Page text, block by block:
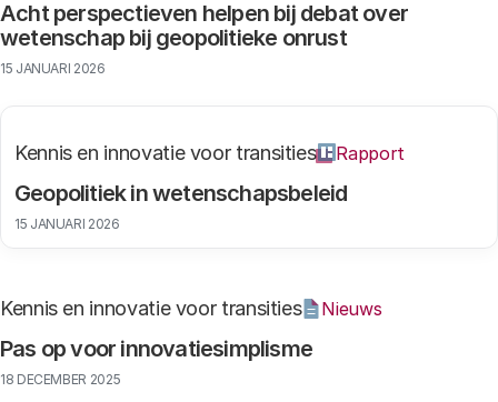
Acht perspectieven helpen bij debat over
wetenschap bij geopolitieke onrust
15 JANUARI 2026
Geopolitiek in wetenschapsbeleid
Kennis en innovatie voor transities Rapport
15 JANUARI 2026
Pas op voor innovatiesimplisme
Kennis en innovatie voor transities Nieuws
18 DECEMBER 2025